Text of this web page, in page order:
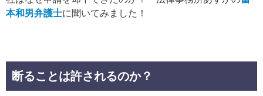
本和男弁護士に聞いてみました！
断ることは許されるのか？